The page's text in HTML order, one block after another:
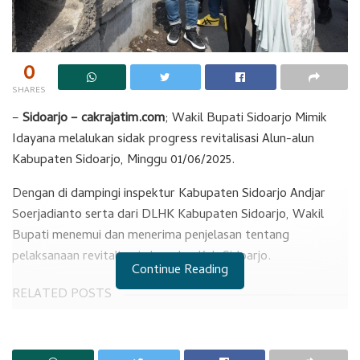
0
SHARES
–Sidoarjo – cakrajatim.com; Wakil Bupati Sidoarjo Mimik
Idayana melalukan sidak progress revitalisasi Alun-alun
Kabupaten Sidoarjo, Minggu 01/06/2025.
Dengan di dampingi inspektur Kabupaten Sidoarjo Andjar
Soerjadianto serta dari DLHK Kabupaten Sidoarjo, Wakil
Bupati menemui dan menerima penjelasan tentang
pelaksanaan revitalisasi alun-alun Kab Sidoarjo.
RELATED POSTS
Continue Reading